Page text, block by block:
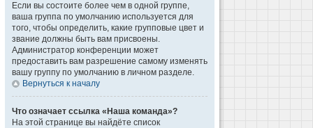
Если вы состоите более чем в одной группе,
ваша группа по умолчанию используется для
того, чтобы определить, какие групповые цвет и
звание должны быть вам присвоены.
Администратор конференции может
предоставить вам разрешение самому изменять
вашу группу по умолчанию в личном разделе.
Вернуться к началу
Что означает ссылка «Наша команда»?
На этой странице вы найдёте список